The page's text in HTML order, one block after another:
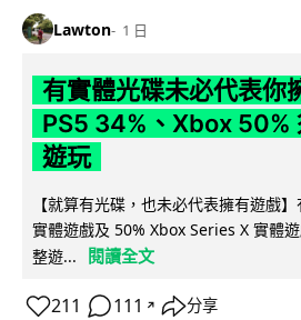
Lawton 1 日
有實體光碟未必代表你
PS5 34%、Xbox 50%
遊玩
【就算有光碟，也未必代表擁有遊戲
實體遊戲及 50% Xbox Series X 實體
整遊...
閱讀全文
211 111 ↗ 分享